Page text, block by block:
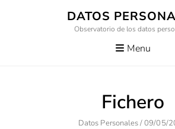
DATOS
Observatorio de los datos
Menu
Fichero
Author
Datos Personales/Posted
09/05/